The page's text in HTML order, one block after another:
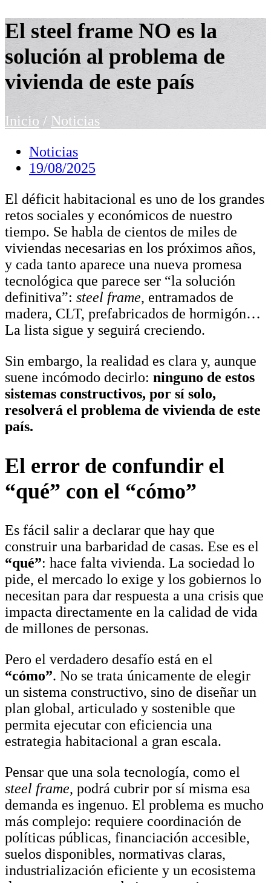
El steel frame NO es la
solución al problema de
vivienda de este país
Inicio / Noticias
Noticias
19/08/2025
El déficit habitacional es uno de los grandes
retos sociales y económicos de nuestro
tiempo. Se habla de cientos de miles de
viviendas necesarias en los próximos años,
y cada tanto aparece una nueva promesa
tecnológica que parece ser “la solución
definitiva”: steel frame, entramados de
madera, CLT, prefabricados de hormigón…
La lista sigue y seguirá creciendo.
Sin embargo, la realidad es clara y, aunque
suene incómodo decirlo: ninguno de estos
sistemas constructivos, por sí solo,
resolverá el problema de vivienda de este
país.
El error de confundir el
“qué” con el “cómo”
Es fácil salir a declarar que hay que
construir una barbaridad de casas. Ese es el
“qué”: hace falta vivienda. La sociedad lo
pide, el mercado lo exige y los gobiernos lo
necesitan para dar respuesta a una crisis que
impacta directamente en la calidad de vida
de millones de personas.
Pero el verdadero desafío está en el
“cómo”. No se trata únicamente de elegir
un sistema constructivo, sino de diseñar un
plan global, articulado y sostenible que
permita ejecutar con eficiencia una
estrategia habitacional a gran escala.
Pensar que una sola tecnología, como el
steel frame, podrá cubrir por sí misma esa
demanda es ingenuo. El problema es mucho
más complejo: requiere coordinación de
políticas públicas, financiación accesible,
suelos disponibles, normativas claras,
industrialización eficiente y un ecosistema